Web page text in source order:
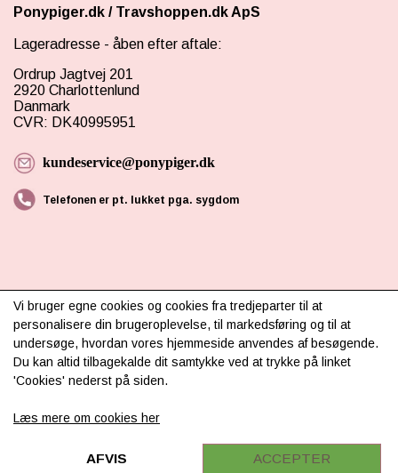
Ponypiger.dk / Travshoppen.dk ApS
Lageradresse - åben efter aftale:
Ordrup Jagtvej 201
2920 Charlottenlund
Danmark
CVR: DK40995951
kundeservice@ponypiger.dk
Telefonen er pt. lukket pga. sygdom
INFORMATION
Om os
Vi bruger egne cookies og cookies fra tredjeparter til at
personalisere din brugeroplevelse, til markedsføring og til at
undersøge, hvordan vores hjemmeside anvendes af besøgende.
Du kan altid tilbagekalde dit samtykke ved at trykke på linket
'Cookies' nederst på siden.
Læs mere om cookies her
AFVIS ACCEPTER